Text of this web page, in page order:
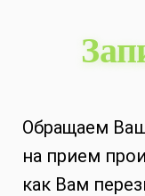
Обращаем
на прием
как Вам